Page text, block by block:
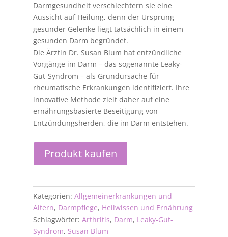
Darmgesundheit verschlechtern sie eine
Aussicht auf Heilung, denn der Ursprung
gesunder Gelenke liegt tatsächlich in einem
gesunden Darm begründet.
Die Ärztin Dr. Susan Blum hat entzündliche
Vorgänge im Darm – das sogenannte Leaky-
Gut-Syndrom – als Grundursache für
rheumatische Erkrankungen identifiziert. Ihre
innovative Methode zielt daher auf eine
ernährungsbasierte Beseitigung von
Entzündungsherden, die im Darm entstehen.
Produkt kaufen
Kategorien: Allgemeinerkrankungen und
Altern, Darmpflege, Heilwissen und Ernährung
Schlagwörter: Arthritis, Darm, Leaky-Gut-
Syndrom, Susan Blum